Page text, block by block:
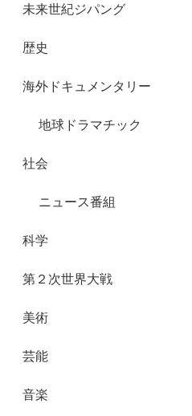
未来世紀ジパング
歴史
海外ドキュメンタリー
地球ドラマチック
社会
ニュース番組
科学
第２次世界大戦
美術
芸能
音楽